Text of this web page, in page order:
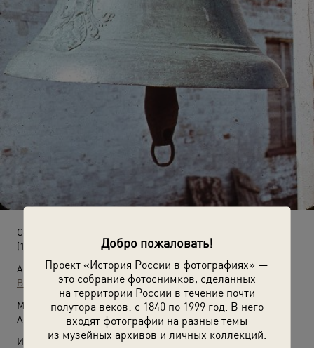
Добро пожаловать!
Проект «История России в фотографиях» —
это собрание фотоснимков, сделанных
на территории России в течение почти
полутора веков: с 1840 по 1999 год. В него
входят фотографии на разные темы
из музейных архивов и личных коллекций.
Соловецкий монастырь. Колокол
(1960 - 1975)
Автор:
Виктор Горкин
Место съемки:
Архангельская обл., Соловецкий о.
Источники: